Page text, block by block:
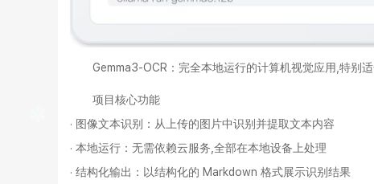
Gemma3-OCR：完全本地运行的计算机视觉应用,特别
项目核心功能
· 图像文本识别：从上传的图片中识别并提取文本内容
· 本地运行：无需依赖云服务,全部在本地设备上处理
· 结构化输出：以结构化的 Markdown 格式展示识别结果